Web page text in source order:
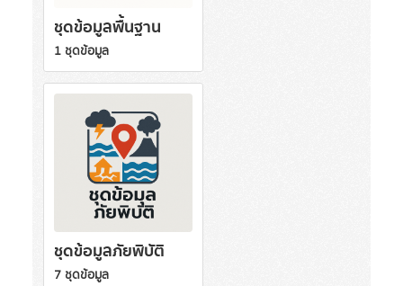
ชุดข้อมูลพื้นฐาน
1 ชุดข้อมูล
ชุดข้อมูลภัยพิบัติ
7 ชุดข้อมูล